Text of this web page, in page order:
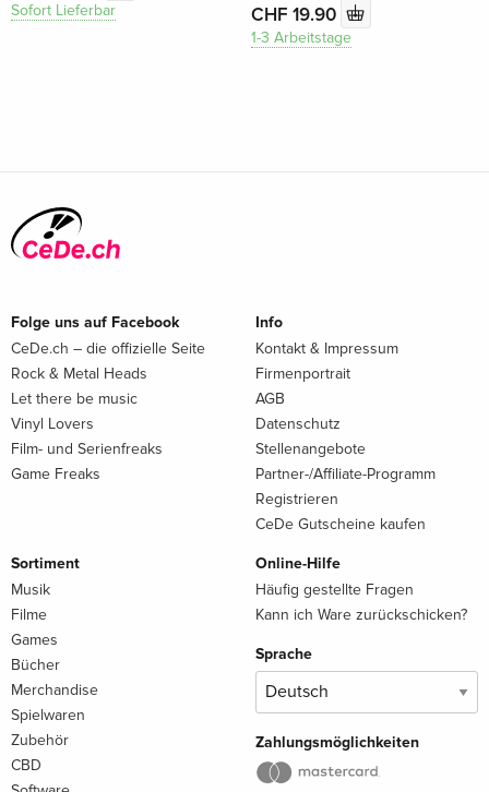
Sofort Lieferbar CHF 19.90
1-3 Arbeitstage
Folge uns auf Facebook
CeDe.ch – die offizielle Seite
Rock & Metal Heads
Let there be music
Vinyl Lovers
Film- und Serienfreaks
Game Freaks
Info
Kontakt & Impressum
Firmenportrait
AGB
Datenschutz
Stellenangebote
Partner-/Affiliate-Programm
Registrieren
CeDe Gutscheine kaufen
Sortiment
Musik
Filme
Games
Bücher
Merchandise
Spielwaren
Zubehör
CBD
Online-Hilfe
Häufig gestellte Fragen
Kann ich Ware zurückschicken?
Sprache
Zahlungsmöglichkeiten